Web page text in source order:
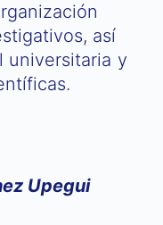
así
universitaria y
Upegui